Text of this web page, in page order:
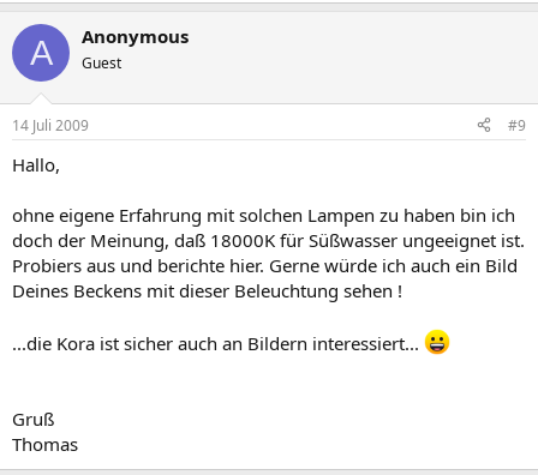
A Anonymous
Guest
14 Juli 2009 #9
Hallo,
ohne eigene Erfahrung mit solchen Lampen zu haben bin ich
doch der Meinung, daß 18000K für Süßwasser ungeeignet ist.
Probiers aus und berichte hier. Gerne würde ich auch ein Bild
Deines Beckens mit dieser Beleuchtung sehen !
...die Kora ist sicher auch an Bildern interessiert...
Gruß
Thomas